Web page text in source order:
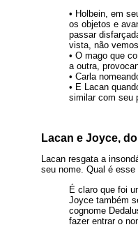
• Holbein, em
os objetos e
passar
vista, não
• O mago que
a outra,
• Carla
• E Lacan
similar com seu
Lacan e Joyce,
Lacan resgata a
seu nome. Qual é
É claro que foi
Joyce também
cognome
fazer entrar o